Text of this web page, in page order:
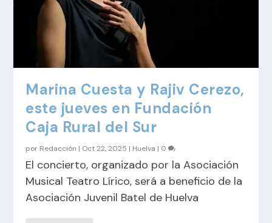
Marina Cuesta y Rajiv Cerezo,
este jueves en Fundación
Caja Rural del Sur
por Redacción | Oct 22, 2025 | Huelva | 0
El concierto, organizado por la Asociación
Musical Teatro Lírico, será a beneficio de la
Asociación Juvenil Batel de Huelva